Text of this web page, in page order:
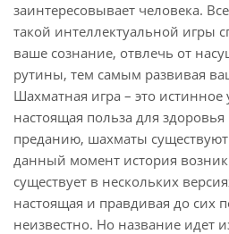
заинтересовывает человека.
такой интеллектуальной игры
ваше сознание, отвлечь от
рутины, тем самым развивая
Шахматная игра – это истинное
настоящая польза для
преданию, шахматы
данный момент история
существует в нескольких
настоящая и правдивая до сих
неизвестно. Но название идет